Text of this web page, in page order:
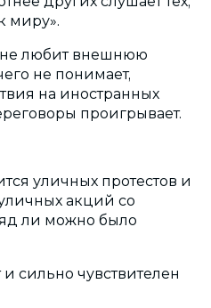
миру».
не любит внешнюю
не понимает,
на иностранных
проигрывает.
уличных протестов и
акций со
ли можно было
и сильно чувствителен